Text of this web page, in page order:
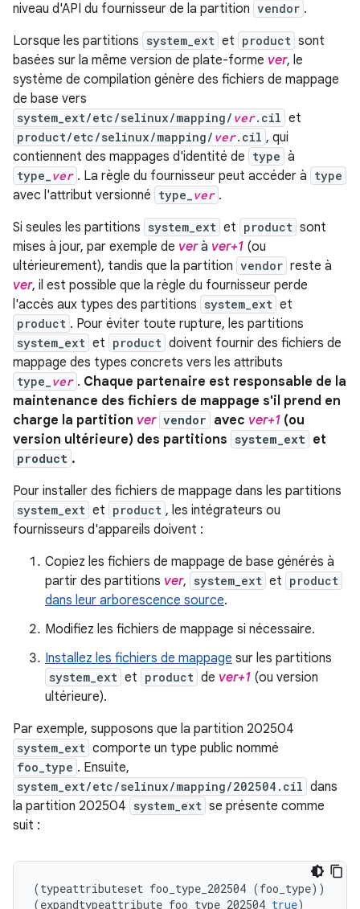
niveau d'API du fournisseur de la partition vendor .
Lorsque les partitions system_ext et product sont
basées sur la même version de plate-forme ver, le
système de compilation génère des fichiers de mappage
de base vers
system_ext/etc/selinux/mapping/ ver.cil et
product/etc/selinux/mapping/ ver.cil , qui
contiennent des mappages d'identité de type à
type_ ver . La règle du fournisseur peut accéder à type
avec l'attribut versionné type_ ver .
Si seules les partitions system_ext et product sont
mises à jour, par exemple de verà ver+1 (ou
ultérieurement), tandis que la partition vendor reste à
ver, il est possible que la règle du fournisseur perde
l'accès aux types des partitions system_ext et
product . Pour éviter toute rupture, les partitions
system_ext et product doivent fournir des fichiers de
mappage des types concrets vers les attributs
type_ ver . Chaque partenaire est responsable de la
maintenance des fichiers de mappage s'il prend en
charge la partition ver vendor avec ver+1 (ou
version ultérieure) des partitions system_ext et
product .
Pour installer des fichiers de mappage dans les partitions
system_ext et product , les intégrateurs ou
fournisseurs d'appareils doivent :
Copiez les fichiers de mappage de base générés à
partir des partitions ver, system_ext et product
dans leur arborescence source.
Modifiez les fichiers de mappage si nécessaire.
Installez les fichiers de mappage sur les partitions
system_ext et product de ver+1 (ou version
ultérieure).
Par exemple, supposons que la partition 202504
system_ext comporte un type public nommé
foo_type . Ensuite,
system_ext/etc/selinux/mapping/202504.cil dans
la partition 202504 system_ext se présente comme
suit :
(typeattributeset foo_type_202504 (foo_type))
(expandtypeattribute foo_type_202504 true)